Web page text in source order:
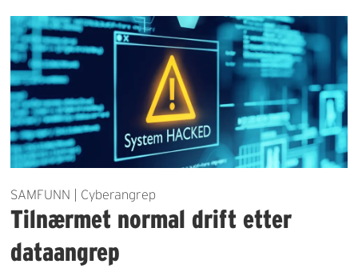
SAMFUNN | Cyberangrep
Tilnærmet normal drift etter
dataangrep